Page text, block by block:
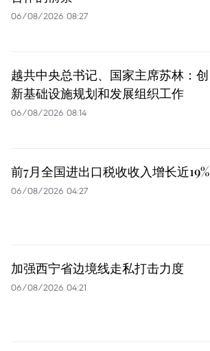
06/08/2026 08:27
越共中央总书记、国家主席苏林：创
新基础设施规划和发展组织工作
06/08/2026 08:14
前7月全国进出口税收收入增长近19%
06/08/2026 04:27
加强西宁省边境线走私打击力度
06/08/2026 04:21